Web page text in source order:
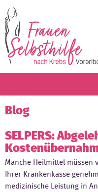
Termine
Angebot
Wissenswertes
Blog
SELPERS:
Manche Heilmittel müssen
Ihrer Krankenkasse
medizinische Leistung in